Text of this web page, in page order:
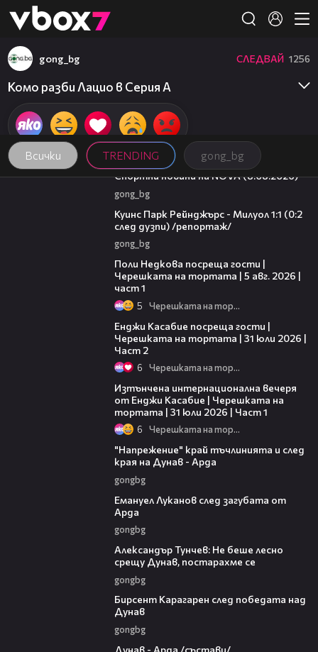
👾
Всички TRENDING gong_bg
gong_bg СЛЕДВАЙ 1256
Комо разби Лацио в Серия А
04:09
Спортни новини на NOVA (8.08.2026)
gong_bg
Куинс Парк Рейнджърс - Милуол 1:1 (0:2
след дузпи) /репортаж/
gong_bg
Поли Недкова посреща гости |
Черешката на тортата | 5 авг. 2026 |
част 1
5 Черешката на тортата
Енджи Касабие посреща гости |
Черешката на тортата | 31 юли 2026 |
Част 2
6 Черешката на тортата
Изтънчена интернационална вечеря
от Енджи Касабие | Черешката на
тортата | 31 юли 2026 | Част 1
6 Черешката на тортата
"Напрежение" край тъчлинията и след
края на Дунав - Арда
gongbg
Емануел Луканов след загубата от
Арда
gongbg
Александър Тунчев: Не беше лесно
срещу Дунав, постарахме се
gongbg
Бирсент Карагарен след победата над
Дунав
gongbg
Дунав - Арда /състави/